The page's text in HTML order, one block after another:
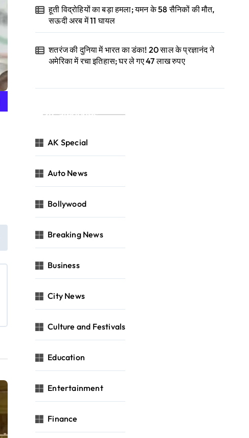
हूती विद्रोहियों का बड़ा हमला; यमन के 58 सैनिकों की मौत,
सऊदी अरब में 11 घायल
शतरंज की दुनिया में भारत का डंका! 20 साल के प्रज्ञानंद ने
अमेरिका में रचा इतिहास; घर ले गए 47 लाख रुपए
Categories
AK Special
Auto News
Bollywood
Breaking News
Business
City News
Culture and Festivals
Education
Entertainment
Finance